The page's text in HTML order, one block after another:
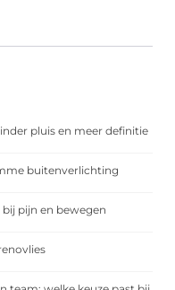
pluis en meer definitie
buitenverlichting
pijn en bewegen